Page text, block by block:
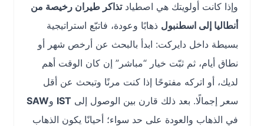
وإذا كانت أولويتك هي اصطيادتذاكر طيران رخيصة من
أنطاليا إلى اسطنبولذهابًا وعودة، فاتبّع استراتيجية
بسيطة داخل دايركت: ابدأ بالبحث عن أرخص شهر أو
نطاق أيام، ثم ثبّت خيار “مباشر” إن كان الوقت أهم
لديك، أو اتركه مفتوحًا إذا كنت مرنًا وتبحث عن أقل
سعر إجمالًا. بعد ذلك قارن بين الوصول إلى ISTو SAW
في الذهاب والعودة على حد سواء؛ أحيانًا يكون الذهاب